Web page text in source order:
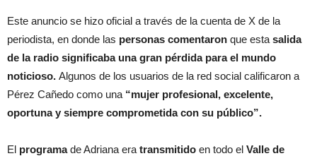
Este anuncio se hizo oficial a través de la cuenta de X de la
periodista, en donde las personas comentaron que esta salida
de la radio significaba una gran pérdida para el mundo
noticioso. Algunos de los usuarios de la red social calificaron a
Pérez Cañedo como una “mujer profesional, excelente,
oportuna y siempre comprometida con su público”.
El programade Adriana era transmitido en todo el Valle de